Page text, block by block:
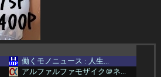
働くモノニュース : 人生...
アルファルファモザイク＠ネ...